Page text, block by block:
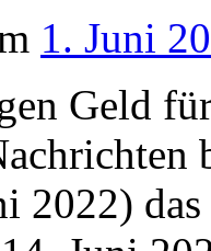
1. Juni
Geld
2022)